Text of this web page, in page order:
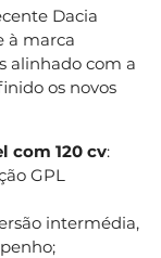
Dacia
à marca
alinhado com a
os novos
com 120 cv:
GPL
intermédia,